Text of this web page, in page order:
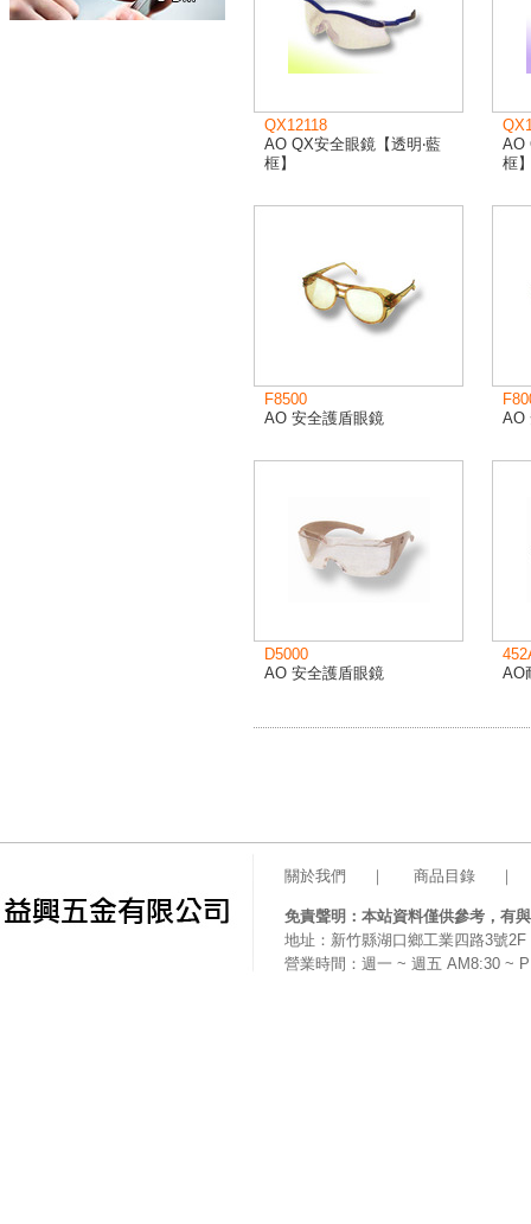
QX12118
AO QX安全眼鏡【透明‧藍
框】
AO
框
F8500
AO 安全護盾眼鏡
AO
D5000
AO 安全護盾眼鏡
AO
關於我們 ｜ 商品目錄 ｜
免責聲明：本站資料僅供參考，有
地址：新竹縣湖口鄉工業四路3號
營業時間：週一 ~ 週五 AM8:30 ~